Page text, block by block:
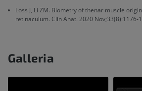
Loss J, Li ZM. Biometry of thenar muscle
retinaculum. Clin Anat. 2020 Nov;33(8):1176-
Galleria